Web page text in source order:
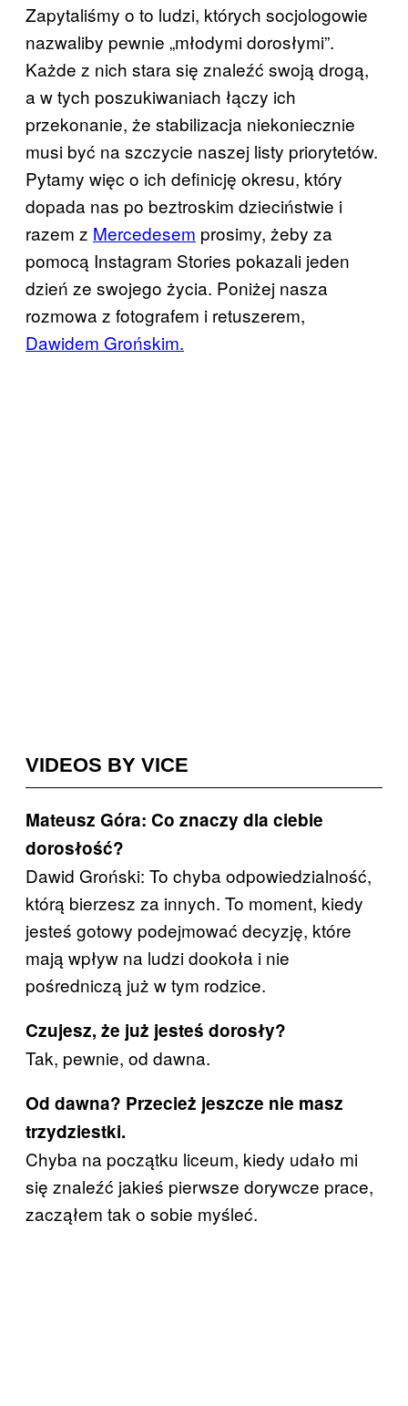
Zapytaliśmy o to ludzi, których socjologowie
nazwaliby pewnie „młodymi dorosłymi”.
Każde z nich stara się znaleźć swoją drogą,
a w tych poszukiwaniach łączy ich
przekonanie, że stabilizacja niekoniecznie
musi być na szczycie naszej listy priorytetów.
Pytamy więc o ich definicję okresu, który
dopada nas po beztroskim dzieciństwie i
razem z Mercedesem prosimy, żeby za
pomocą Instagram Stories pokazali jeden
dzień ze swojego życia. Poniżej nasza
rozmowa z fotografem i retuszerem,
Dawidem Grońskim.
VIDEOS BY VICE
Mateusz Góra: Co znaczy dla ciebie
dorosłość?
Dawid Groński: To chyba odpowiedzialność,
którą bierzesz za innych. To moment, kiedy
jesteś gotowy podejmować decyzję, które
mają wpływ na ludzi dookoła i nie
pośredniczą już w tym rodzice.
Czujesz, że już jesteś dorosły?
Tak, pewnie, od dawna.
Od dawna? Przecież jeszcze nie masz
trzydziestki.
Chyba na początku liceum, kiedy udało mi
się znaleźć jakieś pierwsze dorywcze prace,
zacząłem tak o sobie myśleć.